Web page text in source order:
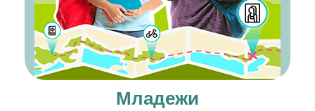
Младежи